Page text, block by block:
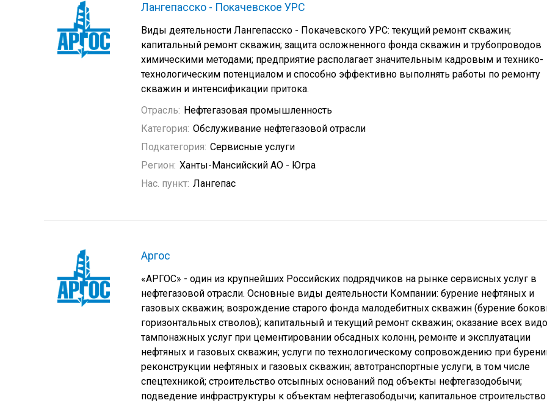
Лангепасско - Покачевское УРС
Виды деятельности Лангепасско - Покачевского УРС: текущий ремонт скважин;
капитальный ремонт скважин; защита осложненного фонда скважин и трубопроводов
химическими методами; предприятие располагает значительным кадровым и технико-
технологическим потенциалом и способно эффективно выполнять работы по ремонту
скважин и интенсификации притока.
Отрасль: Нефтегазовая промышленность
Категория: Обслуживание нефтегазовой отрасли
Подкатегория: Сервисные услуги
Регион: Ханты-Мансийский АО - Югра
Нас. пункт: Лангепас
Аргос
«АРГОС» - один из крупнейших Российских подрядчиков на рынке сервисных услуг в
нефтегазовой отрасли. Основные виды деятельности Компании: бурение нефтяных и
газовых скважин; возрождение старого фонда малодебитных скважин (бурение
горизонтальных стволов); капитальный и текущий ремонт скважин; оказание всех
тампонажных услуг при цементировании обсадных колонн, ремонте и эксплуатации
нефтяных и газовых скважин; услуги по технологическому сопровождению при
реконструкции нефтяных и газовых скважин; автотранспортные услуги, в том числе
спецтехникой; строительство отсыпных оснований под объекты нефтегазодобычи;
подведение инфраструктуры к объектам нефтегазободычи; капитальное